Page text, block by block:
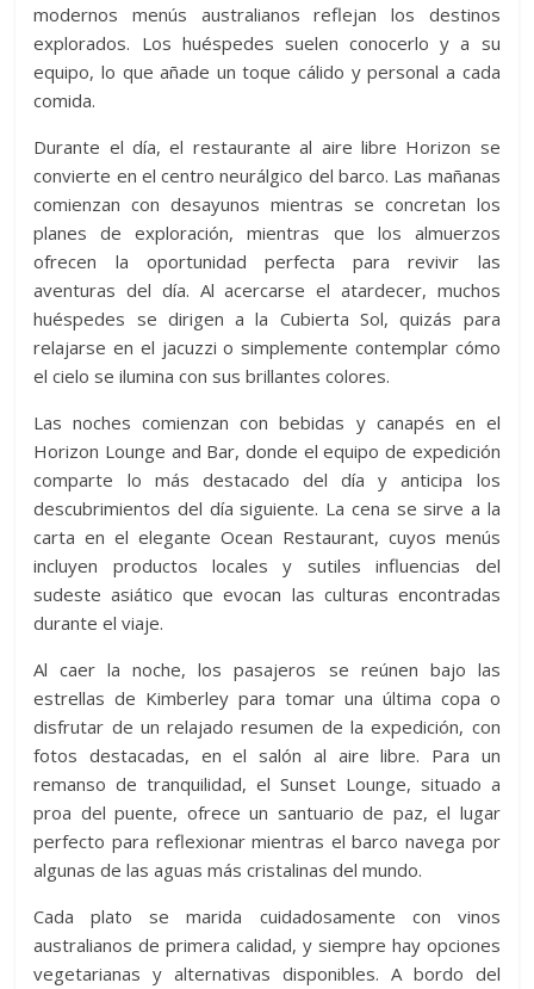
modernos menús australianos reflejan los destinos
explorados. Los huéspedes suelen conocerlo y a su
equipo, lo que añade un toque cálido y personal a cada
comida.
Durante el día, el restaurante al aire libre Horizon se
convierte en el centro neurálgico del barco. Las mañanas
comienzan con desayunos mientras se concretan los
planes de exploración, mientras que los almuerzos
ofrecen la oportunidad perfecta para revivir las
aventuras del día. Al acercarse el atardecer, muchos
huéspedes se dirigen a la Cubierta Sol, quizás para
relajarse en el jacuzzi o simplemente contemplar cómo
el cielo se ilumina con sus brillantes colores.
Las noches comienzan con bebidas y canapés en el
Horizon Lounge and Bar, donde el equipo de expedición
comparte lo más destacado del día y anticipa los
descubrimientos del día siguiente. La cena se sirve a la
carta en el elegante Ocean Restaurant, cuyos menús
incluyen productos locales y sutiles influencias del
sudeste asiático que evocan las culturas encontradas
durante el viaje.
Al caer la noche, los pasajeros se reúnen bajo las
estrellas de Kimberley para tomar una última copa o
disfrutar de un relajado resumen de la expedición, con
fotos destacadas, en el salón al aire libre. Para un
remanso de tranquilidad, el Sunset Lounge, situado a
proa del puente, ofrece un santuario de paz, el lugar
perfecto para reflexionar mientras el barco navega por
algunas de las aguas más cristalinas del mundo.
Cada plato se marida cuidadosamente con vinos
australianos de primera calidad, y siempre hay opciones
vegetarianas y alternativas disponibles. A bordo del